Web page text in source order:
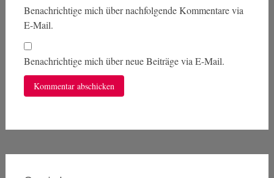
Benachrichtige mich über nachfolgende Kommentare via
E-Mail.
Benachrichtige mich über neue Beiträge via E-Mail.